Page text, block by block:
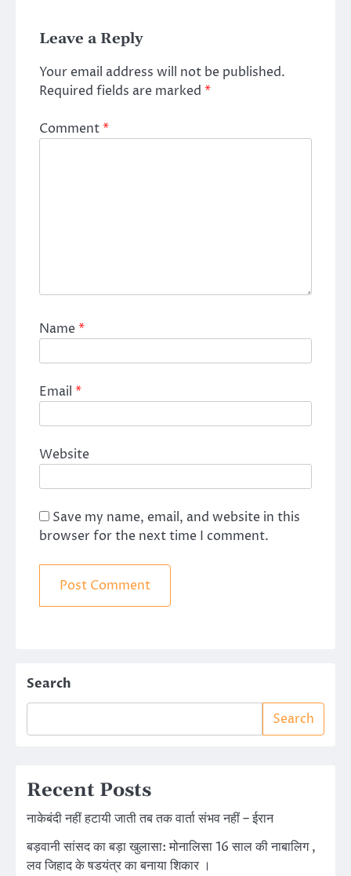
Leave a Reply
Your email address will not be published.
Required fields are marked *
Comment*
Name*
Email *
Website
Save my name, email, and website in this
browser for the next time I comment.
Search
Search
Recent Posts
नाकेबंदी नहीं हटायी जाती तब तक वार्ता संभव नहीं – ईरान
बड़वानी सांसद का बड़ा खुलासा: मोनालिसा 16 साल की नाबालिग ,
लव जिहाद के षडयंत्र का बनाया शिकार ।